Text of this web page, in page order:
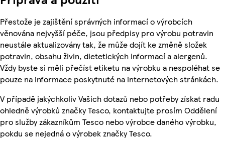
Přestože je zajištění správných informací o výrobcích
věnována nejvyšší péče, jsou předpisy pro výrobu potravin
neustále aktualizovány tak, že může dojít ke změně složek
potravin, obsahu živin, dietetických informací a alergenů.
Vždy byste si měli přečíst etiketu na výrobku a nespoléhat se
pouze na informace poskytnuté na internetových stránkách.
V případě jakýchkoliv Vašich dotazů nebo potřeby získat radu
ohledně výrobků značky Tesco, kontaktujte prosím Oddělení
pro služby zákazníkům Tesco nebo výrobce daného výrobku,
pokdu se nejedná o výrobek značky Tesco.